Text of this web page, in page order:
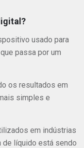
usado para
passa por um
os resultados em
simples e
em indústrias
de líquido está sendo